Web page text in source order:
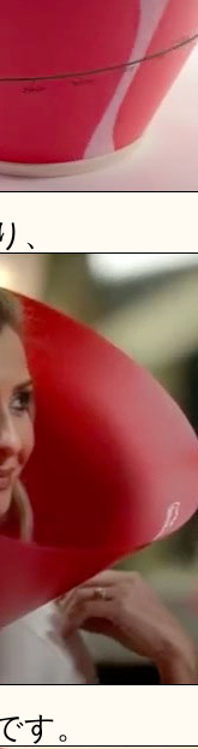
、
す。